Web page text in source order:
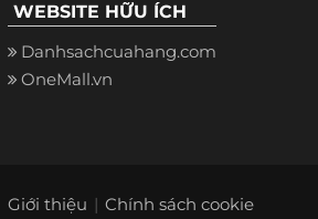
WEBSITE HỮU ÍCH
Danhsachcuahang.com
OneMall.vn
Giới thiệu Chính sách cookie